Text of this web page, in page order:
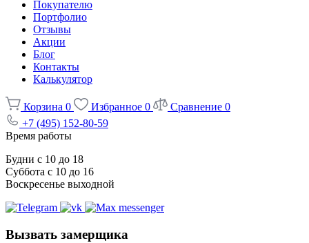
Покупателю
Портфолио
Отзывы
Акции
Блог
Контакты
Калькулятор
Корзина 0 Избранное 0 Сравнение 0
+7 (495) 152-80-59
Время работы
Будни с 10 до 18
Суббота с 10 до 16
Воскресенье выходной
Вызвать замерщика